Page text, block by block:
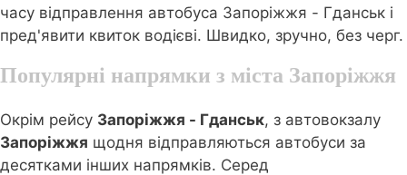
часу відправлення автобуса Запоріжжя - Гданськ і
пред'явити квиток водієві. Швидко, зручно, без черг.
Популярні напрямки з міста Запоріжжя
Окрім рейсу Запоріжжя - Гданськ, з автовокзалу
Запоріжжя щодня відправляються автобуси за
десятками інших напрямків. Серед